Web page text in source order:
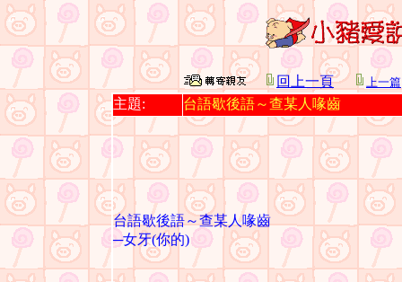
回上一頁 上一篇
主題: 台語歇後語～查某人喙齒
台語歇後語～查某人喙齒
─女牙(你的)